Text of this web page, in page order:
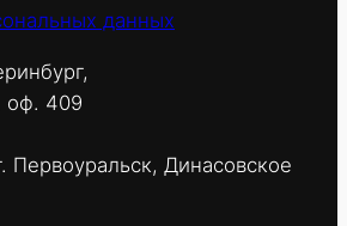
данных
оф. 409
Первоуральск, Динасовское